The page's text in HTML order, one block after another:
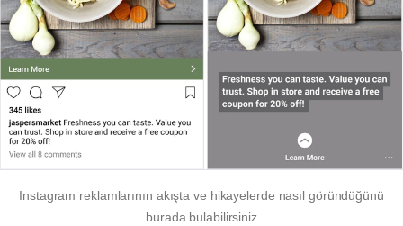
Instagram reklamlarının akışta ve hikayelerde nasıl göründüğünü
burada bulabilirsiniz